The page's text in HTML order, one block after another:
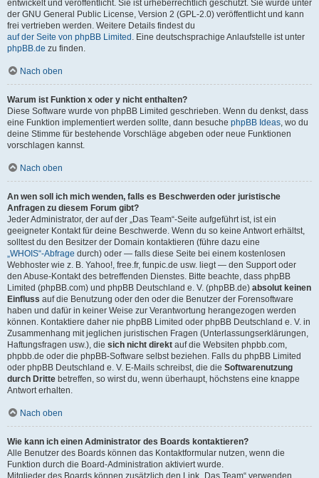
entwickelt und veröffentlicht. Sie ist urheberrechtlich geschützt. Sie wurde unter
der GNU General Public License, Version 2 (GPL-2.0) veröffentlicht und kann
frei vertrieben werden. Weitere Details findest du
auf der Seite von phpBB Limited . Eine deutschsprachige Anlaufstelle ist unter
phpBB.de zu finden.
Nach oben
Warum ist Funktion x oder y nicht enthalten?
Diese Software wurde von phpBB Limited geschrieben. Wenn du denkst, dass
eine Funktion implementiert werden sollte, dann besuche phpBB Ideas, wo du
deine Stimme für bestehende Vorschläge abgeben oder neue Funktionen
vorschlagen kannst.
Nach oben
An wen soll ich mich wenden, falls es Beschwerden oder juristische
Anfragen zu diesem Forum gibt?
Jeder Administrator, der auf der „Das Team“-Seite aufgeführt ist, ist ein
geeigneter Kontakt für deine Beschwerde. Wenn du so keine Antwort erhältst,
solltest du den Besitzer der Domain kontaktieren (führe dazu eine
„WHOIS“-Abfrage durch) oder — falls diese Seite bei einem kostenlosen
Webhoster wie z. B. Yahoo!, free.fr, funpic.de usw. liegt — den Support oder
den Abuse-Kontakt des betreffenden Dienstes. Bitte beachte, dass phpBB
Limited (phpBB.com) und phpBB Deutschland e. V. (phpBB.de) absolut keinen
Einfluss auf die Benutzung oder den oder die Benutzer der Forensoftware
haben und dafür in keiner Weise zur Verantwortung herangezogen werden
können. Kontaktiere daher nie phpBB Limited oder phpBB Deutschland e. V. in
Zusammenhang mit jeglichen juristischen Fragen (Unterlassungserklärungen,
Haftungsfragen usw.), die sich nicht direkt auf die Websiten phpbb.com,
phpbb.de oder die phpBB-Software selbst beziehen. Falls du phpBB Limited
oder phpBB Deutschland e. V. E-Mails schreibst, die die Softwarenutzung
durch Dritte betreffen, so wirst du, wenn überhaupt, höchstens eine knappe
Antwort erhalten.
Nach oben
Wie kann ich einen Administrator des Boards kontaktieren?
Alle Benutzer des Boards können das Kontaktformular nutzen, wenn die
Funktion durch die Board-Administration aktiviert wurde.
Mitglieder des Boards können zusätzlich den Link „Das Team“ verwenden.